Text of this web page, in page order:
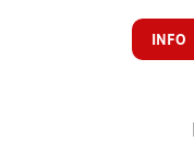
INFO